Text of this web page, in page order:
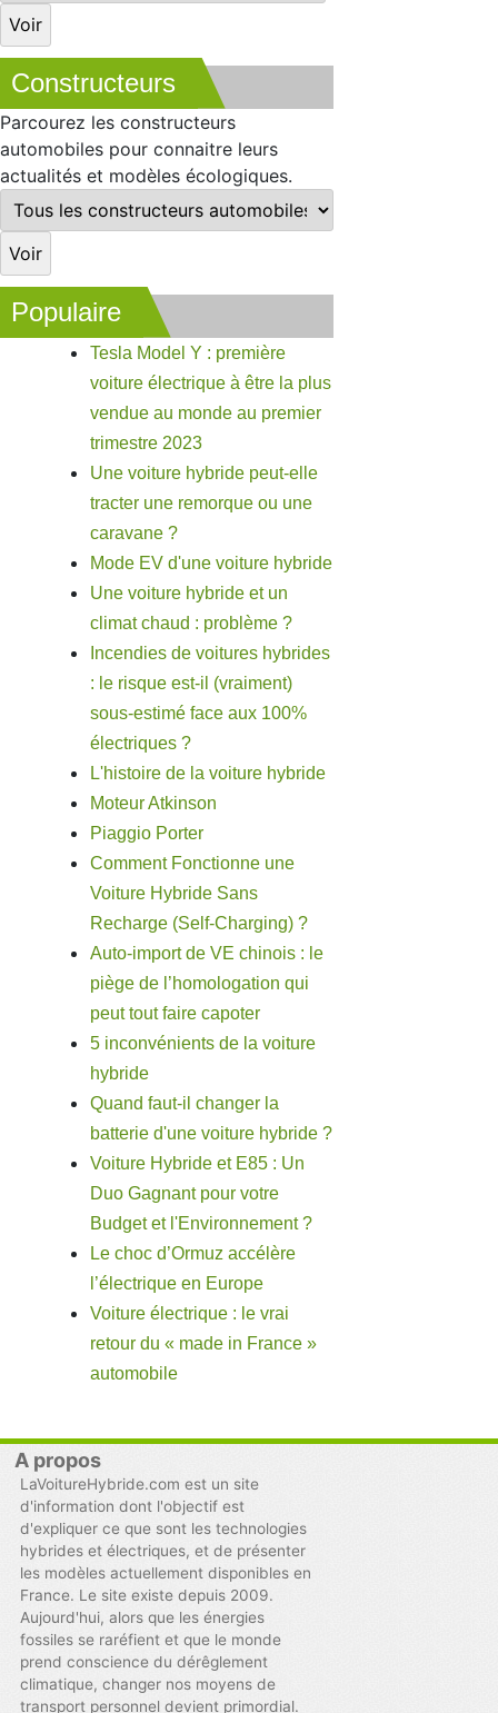
Constructeurs
Parcourez les constructeurs
automobiles pour connaitre leurs
actualités et modèles écologiques.
Populaire
Tesla Model Y : première
voiture électrique à être la plus
vendue au monde au premier
trimestre 2023
Une voiture hybride peut-elle
tracter une remorque ou une
caravane ?
Mode EV d'une voiture hybride
Une voiture hybride et un
climat chaud : problème ?
Incendies de voitures hybrides
: le risque est-il (vraiment)
sous-estimé face aux 100%
électriques ?
L'histoire de la voiture hybride
Moteur Atkinson
Piaggio Porter
Comment Fonctionne une
Voiture Hybride Sans
Recharge (Self-Charging) ?
Auto-import de VE chinois : le
piège de l’homologation qui
peut tout faire capoter
5 inconvénients de la voiture
hybride
Quand faut-il changer la
batterie d'une voiture hybride ?
Voiture Hybride et E85 : Un
Duo Gagnant pour votre
Budget et l'Environnement ?
Le choc d’Ormuz accélère
l’électrique en Europe
Voiture électrique : le vrai
retour du « made in France »
automobile
A propos
LaVoitureHybride.com est un site
d'information dont l'objectif est
d'expliquer ce que sont les technologies
hybrides et électriques, et de présenter
les modèles actuellement disponibles en
France. Le site existe depuis 2009.
Aujourd'hui, alors que les énergies
fossiles se raréfient et que le monde
prend conscience du dérêglement
climatique, changer nos moyens de
transport personnel devient primordial.